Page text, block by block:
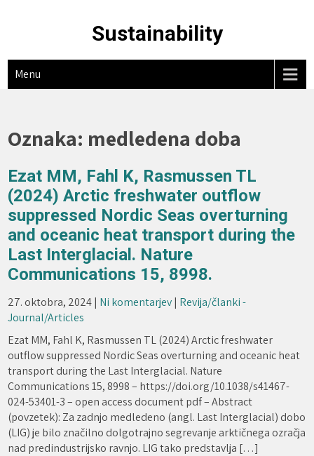
Sustainability
Menu
Oznaka: medledena doba
Ezat MM, Fahl K, Rasmussen TL
(2024) Arctic freshwater outflow
suppressed Nordic Seas overturning
and oceanic heat transport during the
Last Interglacial. Nature
Communications 15, 8998.
27. oktobra, 2024| Ni komentarjev| Revija/članki -
Journal/Articles
Ezat MM, Fahl K, Rasmussen TL (2024) Arctic freshwater
outflow suppressed Nordic Seas overturning and oceanic heat
transport during the Last Interglacial. Nature
Communications 15, 8998 – https://doi.org/10.1038/s41467-
024-53401-3 – open access document pdf – Abstract
(povzetek): Za zadnjo medledeno (angl. Last Interglacial) dobo
(LIG) je bilo značilno dolgotrajno segrevanje arktičnega ozračja
nad predindustrijsko ravnjo. LIG tako predstavlja […]